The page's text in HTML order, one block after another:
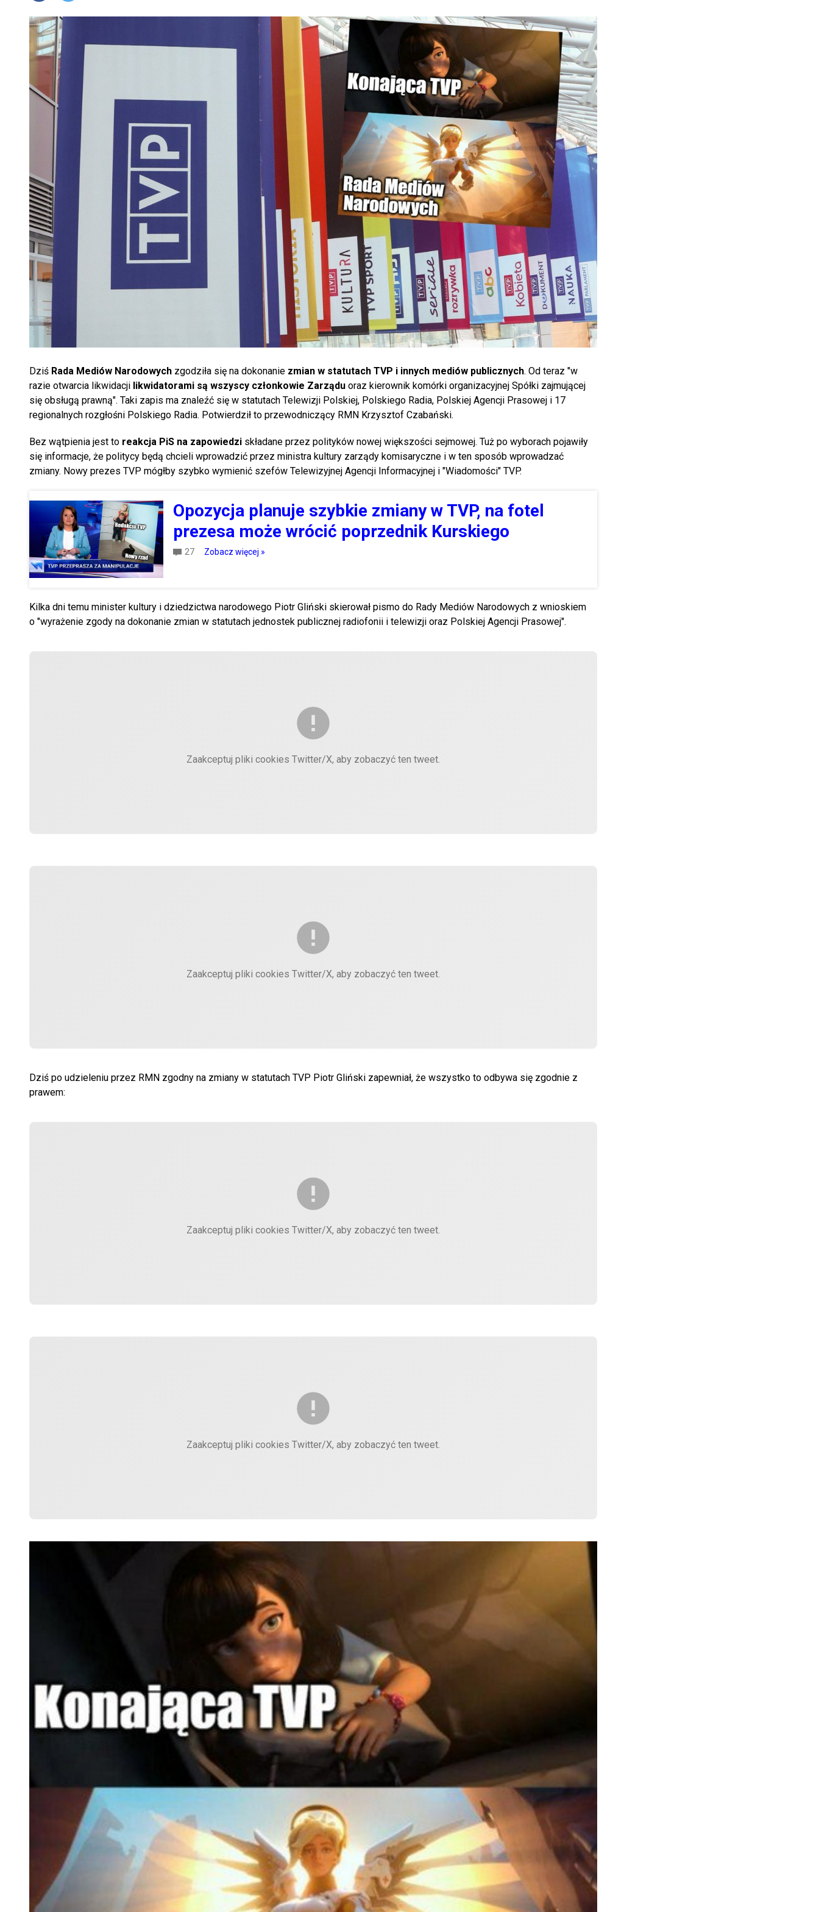
Dziś Rada Mediów Narodowych zgodziła się na dokonanie zmian w statutach TVP i innych mediów publicznych. Od teraz "w
razie otwarcia likwidacji likwidatorami są wszyscy członkowie Zarządu oraz kierownik komórki organizacyjnej Spółki zajmującej
się obsługą prawną". Taki zapis ma znaleźć się w statutach Telewizji Polskiej, Polskiego Radia, Polskiej Agencji Prasowej i 17
regionalnych rozgłośni Polskiego Radia. Potwierdził to przewodniczący RMN Krzysztof Czabański.
Bez wątpienia jest to reakcja PiS na zapowiedzi składane przez polityków nowej większości sejmowej. Tuż po wyborach pojawiły
się informacje, że politycy będą chcieli wprowadzić przez ministra kultury zarządy komisaryczne i w ten sposób wprowadzać
zmiany. Nowy prezes TVP mógłby szybko wymienić szefów Telewizyjnej Agencji Informacyjnej i "Wiadomości" TVP.
Opozycja planuje szybkie zmiany w TVP, na fotel
prezesa może wrócić poprzednik Kurskiego
27 Zobacz więcej »
Kilka dni temu minister kultury i dziedzictwa narodowego Piotr Gliński skierował pismo do Rady Mediów Narodowych z wnioskiem
o "wyrażenie zgody na dokonanie zmian w statutach jednostek publicznej radiofonii i telewizji oraz Polskiej Agencji Prasowej".
Zaakceptuj pliki cookies Twitter/X, aby zobaczyć ten tweet.
Zaakceptuj pliki cookies Twitter/X, aby zobaczyć ten tweet.
Dziś po udzieleniu przez RMN zgodny na zmiany w statutach TVP Piotr Gliński zapewniał, że wszystko to odbywa się zgodnie z
prawem:
Zaakceptuj pliki cookies Twitter/X, aby zobaczyć ten tweet.
Zaakceptuj pliki cookies Twitter/X, aby zobaczyć ten tweet.